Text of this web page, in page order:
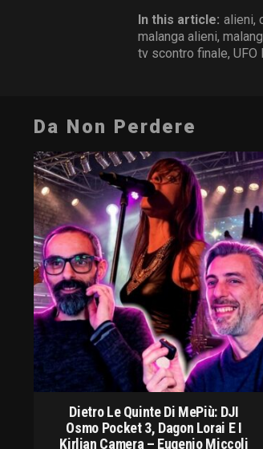
In this article: alieni,
malanga alieni,
tv scontro finale, UFO
Da Non Perdere
Dietro Le Quinte Di MePiù: DJI
Osmo Pocket 3, Dagon Lorai E I
Kirlian Camera – Eugenio Miccoli